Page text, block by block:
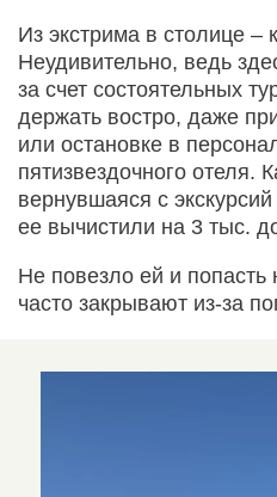
Из экстрима в столице –
Неудивительно, ведь
за счет состоятельных
держать востро, даже
или остановке в
пятизвездочного отеля.
вернувшаяся с
ее вычистили на 3 тыс.
Не повезло ей и
часто закрывают из-за